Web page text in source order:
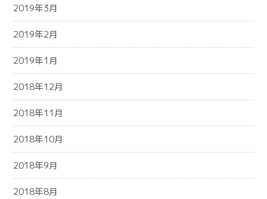
2019年3月
2019年2月
2019年1月
2018年12月
2018年11月
2018年10月
2018年9月
2018年8月